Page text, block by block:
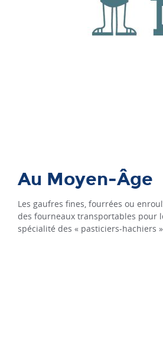
Au Moyen-Âge
Les gaufres fines, fourrées ou
des fourneaux transportables pour
spécialité des « pasticiers-hachiers